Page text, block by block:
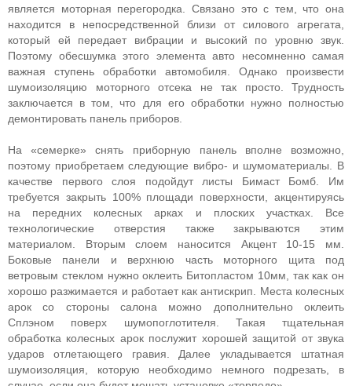
является моторная перегородка. Связано это с тем, что она
находится в непосредственной близи от силового агрегата,
который ей передает вибрации и высокий по уровню звук.
Поэтому обесшумка этого элемента авто несомненно самая
важная ступень обработки автомобиля. Однако произвести
шумоизоляцию моторного отсека не так просто. Трудность
заключается в том, что для его обработки нужно полностью
демонтировать панель приборов.
На «семерке» снять приборную панель вполне возможно,
поэтому приобретаем следующие вибро- и шумоматериалы. В
качестве первого слоя подойдут листы Бимаст Бомб. Им
требуется закрыть 100% площади поверхности, акцентируясь
на передних колесных арках и плоских участках. Все
технологические отверстия также закрываются этим
материалом. Вторым слоем наносится Акцент 10-15 мм.
Боковые панели и верхнюю часть моторного щита под
ветровым стеклом нужно оклеить Битопластом 10мм, так как он
хорошо разжимается и работает как антискрип. Места колесных
арок со стороны салона можно дополнительно оклеить
Сплэном поверх шумопоглотителя. Такая тщательная
обработка колесных арок послужит хорошей защитой от звука
ударов отлетающего гравия. Далее укладывается штатная
шумоизоляция, которую необходимо немного подрезать, в